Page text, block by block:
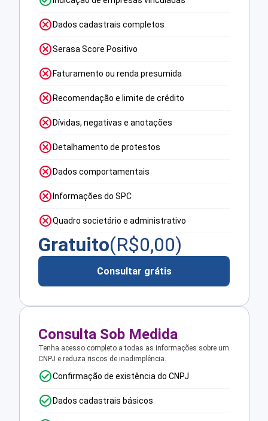
Dados cadastrais completos
Serasa Score Positivo
Faturamento ou renda presumida
Recomendação e limite de crédito
Dívidas, negativas e anotações
Detalhamento de protestos
Dados comportamentais
Informações do SPC
Quadro societário e administrativo
Gratuito(R$0,00)
Consultar grátis
Consulta Sob Medida
Tenha acesso completo a todas as informações sobre um
CNPJ e reduza riscos de inadimplência.
Confirmação de existência do CNPJ
Dados cadastrais básicos